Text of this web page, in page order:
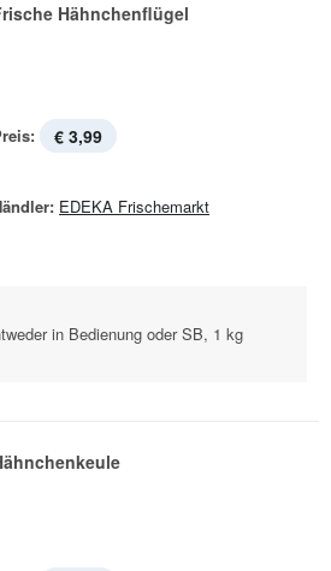
Hähnchenflügel
€ 3,99
EDEKA Frischemarkt
in Bedienung oder SB, 1 kg